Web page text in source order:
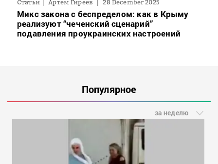
Статьи Артем Гиреев 28 December 2025
Микс закона с беспределом: как в Крыму
реализуют “чеченский сценарий”
подавления проукраинских настроений
Популярное
за неделю